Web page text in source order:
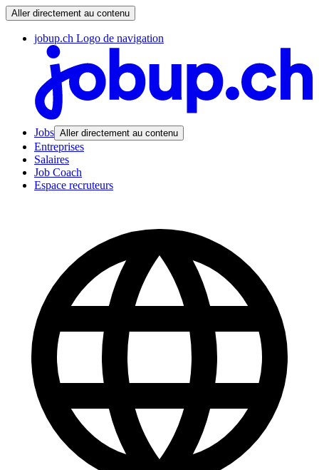
Aller directement au contenu
jobup.ch Logo de navigation
Jobs Aller directement au contenu
Entreprises
Salaires
Job Coach
Espace recruteurs